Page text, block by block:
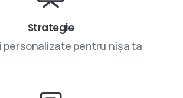
Strategie
personalizate pentru nișa ta